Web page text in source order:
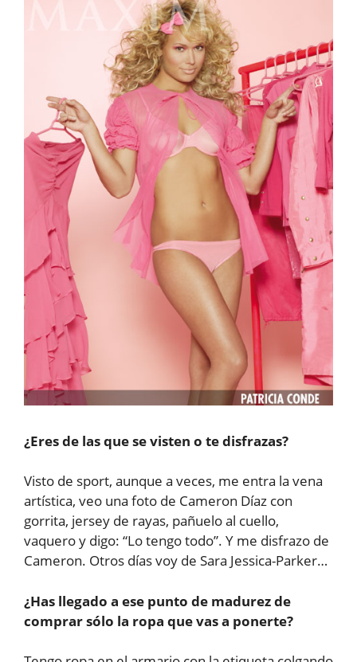
¿Eres de las que se visten o te disfrazas?
Visto de sport, aunque a veces, me entra la vena
artística, veo una foto de Cameron Díaz con
gorrita, jersey de rayas, pañuelo al cuello,
vaquero y digo: “Lo tengo todo”. Y me disfrazo de
Cameron. Otros días voy de Sara Jessica-Parker…
¿Has llegado a ese punto de madurez de
comprar sólo la ropa que vas a ponerte?